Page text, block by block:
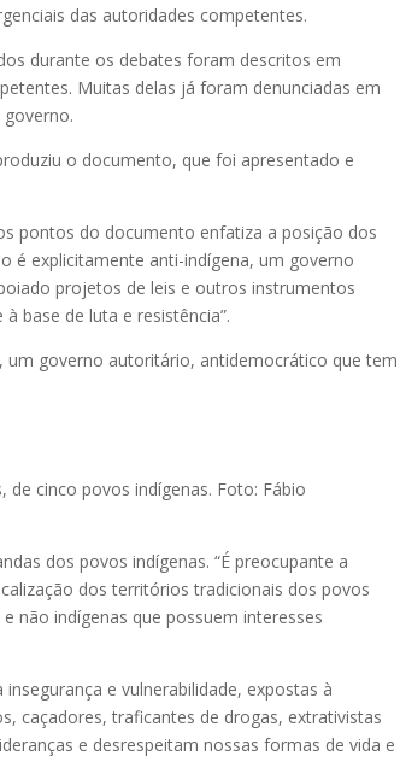
das autoridades competentes.
durante os debates foram descritos em
Muitas delas já foram denunciadas em
o documento, que foi apresentado e
pontos do documento enfatiza a posição dos
é explicitamente anti-indígena, um governo
projetos de leis e outros instrumentos
base de luta e resistência”.
um governo autoritário, antidemocrático que tem
cinco povos indígenas. Foto: Fábio
dos povos indígenas. “É preocupante a
dos territórios tradicionais dos povos
não indígenas que possuem interesses
e vulnerabilidade, expostas à
caçadores, traficantes de drogas, extrativistas
e desrespeitam nossas formas de vida e